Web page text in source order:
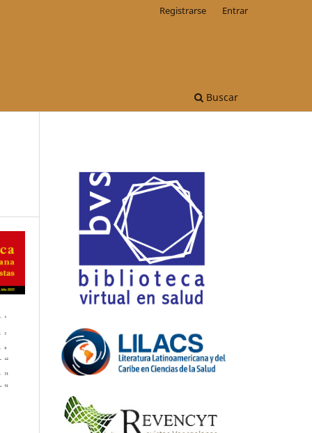
Buscar
Registrarse Entrar